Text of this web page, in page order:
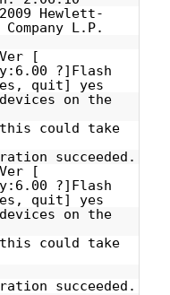
Hewlett-
L.P.
[
?]Flash
quit] yes
on the
could take
succeeded.
[
?]Flash
quit] yes
on the
could take
succeeded.